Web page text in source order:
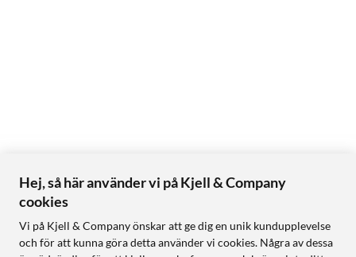
Hej, så här använder vi på Kjell & Company
cookies
Vi på Kjell & Company önskar att ge dig en unik kundupplevelse
och för att kunna göra detta använder vi cookies. Några av dessa